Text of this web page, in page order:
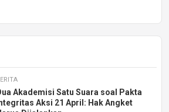
Akademisi Satu Suara soal Pakta
Aksi 21 April: Hak Angket